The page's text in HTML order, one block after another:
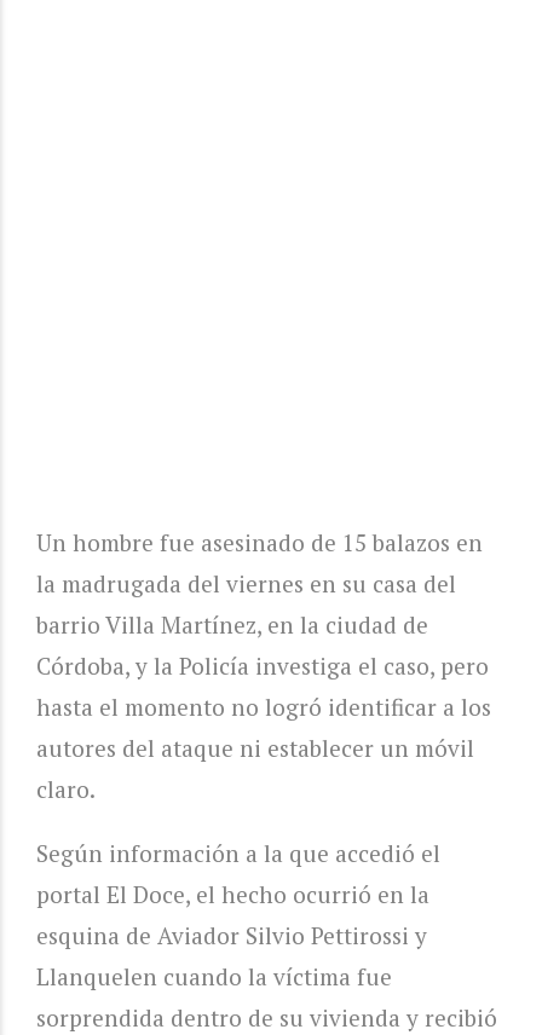
Un hombre fue asesinado de 15 balazos en
la madrugada del viernes en su casa del
barrio Villa Martínez, en la ciudad de
Córdoba, y la Policía investiga el caso, pero
hasta el momento no logró identificar a los
autores del ataque ni establecer un móvil
claro.
Según información a la que accedió el
portal El Doce, el hecho ocurrió en la
esquina de Aviador Silvio Pettirossi y
Llanquelen cuando la víctima fue
sorprendida dentro de su vivienda y recibió